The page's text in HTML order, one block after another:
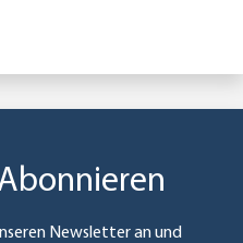
Newsletter an und